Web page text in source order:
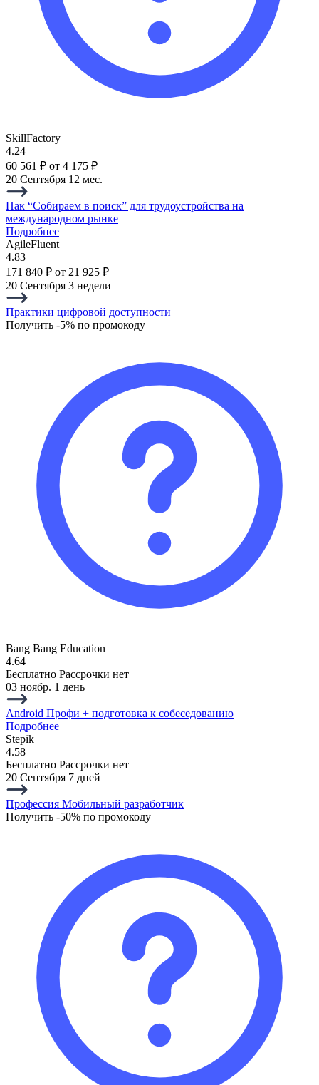
SkillFactory
4.24
60 561 ₽ от 4 175 ₽
20 Сентября 12 мес.
Пак “Собираем в поиск” для трудоустройства на
международном рынке
Подробнее
AgileFluent
4.83
171 840 ₽ от 21 925 ₽
20 Сентября 3 недели
Практики цифровой доступности
Получить -5% по промокоду
Bang Bang Education
4.64
Бесплатно Рассрочки нет
03 ноябр. 1 день
Android Профи + подготовка к собеседованию
Подробнее
Stepik
4.58
Бесплатно Рассрочки нет
20 Сентября 7 дней
Профессия Мобильный разработчик
Получить -50% по промокоду